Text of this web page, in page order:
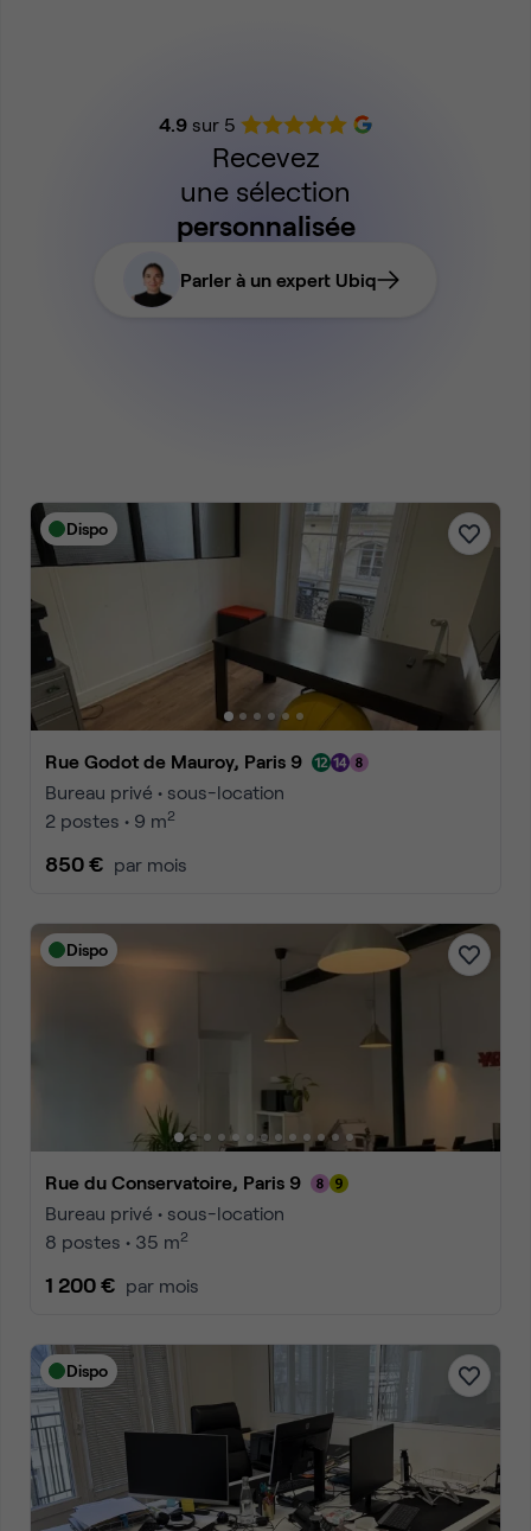
4.9sur 5
Recevez
une sélection
personnalisée
Parler à un expert Ubiq
Dispo
Rue Godot de Mauroy, Paris 9
Bureau privé • sous-location
2 postes • 9 m2
850 € par mois
Dispo
Rue du Conservatoire, Paris 9
Bureau privé • sous-location
8 postes • 35 m2
1 200 € par mois
Dispo